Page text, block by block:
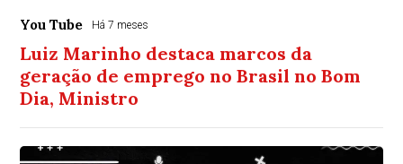
You Tube Há 7 meses
Luiz Marinho destaca marcos da
geração de emprego no Brasil no Bom
Dia, Ministro